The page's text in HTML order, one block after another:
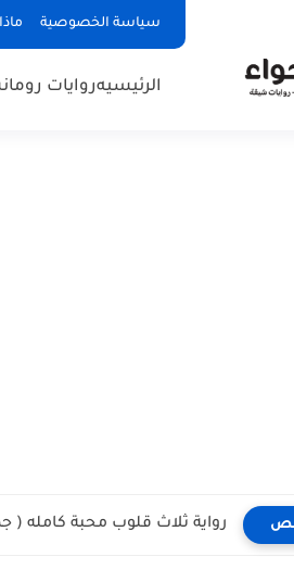
سياسة الخصوصية
الرئيسيهروايات
رواية ثلاث قلوب محبة كامله